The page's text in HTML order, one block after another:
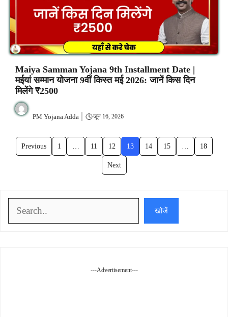
Maiya Samman Yojana 9th Installment Date |
मईयां सम्मान योजना 9वीं किस्त मई 2026: जानें किस दिन
मिलेंगे ₹2500
PM Yojana Adda जून 16, 2026
Previous 1 11 12 13 14 15 18
Next
खोजें
---Advertisement---